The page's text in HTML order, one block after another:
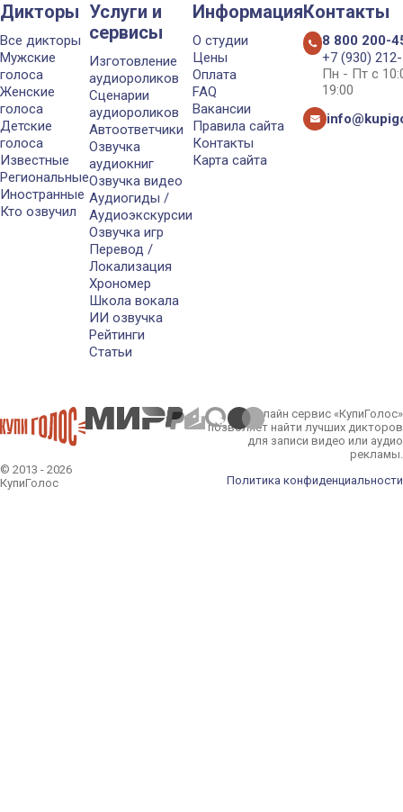
Дикторы
Все дикторы
Мужские
голоса
Женские
голоса
Детские
голоса
Известные
Региональные
Иностранные
Кто озвучил
Услуги и
сервисы
Изготовление
аудиороликов
Сценарии
аудиороликов
Автоответчики
Озвучка
аудиокниг
Озвучка видео
Аудиогиды /
Аудиоэкскурсии
Озвучка игр
Перевод /
Локализация
Хрономер
Школа вокала
ИИ озвучка
Рейтинги
Статьи
Информация
О студии
Цены
Оплата
FAQ
Вакансии
Правила сайта
Контакты
Карта сайта
Контакты
8 800 200-
+7 (930)
Пн - Пт с
19:00
© 2013 - 2026
КупиГолос
Онлайн сервис «КупиГолос»
позволяет найти лучших дикторов
для записи видео или аудио
рекламы.
Политика конфиденциальности